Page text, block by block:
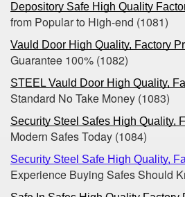
Depository Safe High Quality
from Popular to High-end‎ (1081)
Vauld Door High Quality, Factory
Guarantee ‎100%‎ (1082)
STEEL Vauld Door High Quality,
Standard No Take Money (1083)
Security Steel Safes High Quality,
Modern Safes Today (1084)
Security Steel Safe High Quality,
Experience Buying Safes Should